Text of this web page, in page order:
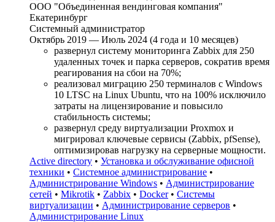
ООО "Объединенная вендинговая компания"
Екатеринбург
Системный администратор
Октябрь 2019 — Июль 2024 (4 года и 10 месяцев)
развернул систему мониторинга Zabbix для 250
удаленных точек и парка серверов, сократив время
реагирования на сбои на 70%;
реализовал миграцию 250 терминалов с Windows
10 LTSC на Linux Ubuntu, что на 100% исключило
затраты на лицензирование и повысило
стабильность системы;
развернул среду виртуализации Proxmox и
мигрировал ключевые сервисы (Zabbix, pfSense),
оптимизировав нагрузку на серверные мощности.
Active directory • Установка и обслуживание офисной
техники • Системное администрирование •
Администрирование Windows • Администрирование
сетей • Mikrotik • Zabbix • Docker• Системы
виртуализации • Администрирование серверов •
Администрирование Linux